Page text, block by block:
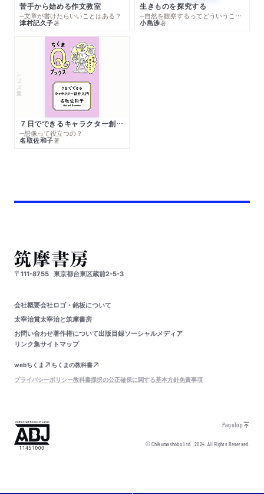
苦手から始める作文教室
─文章が書けたらいいことはある？
津村記久子著
生きものを探究する
─自然を観察するってどういうこと？
小島渉著
シリーズ・全集
７日でできるキャラクター創作入門
─想像って役立つの？
名取佐和子著
〒111-8755 東京都台東区蔵前2-5-3
会社概要会社ロゴ・銘板について
太宰治賞太宰治と筑摩書房
お問い合わせ著作権について出版目録ソーシャルメディア
リンク集サイトマップ
webちくま
ちくまの教科書
プライバシーポリシー教科書採択の公正確保に関する基本方針免責事項
PageTop
© Chikumashobo Ltd.2024 All Rights Reserved.